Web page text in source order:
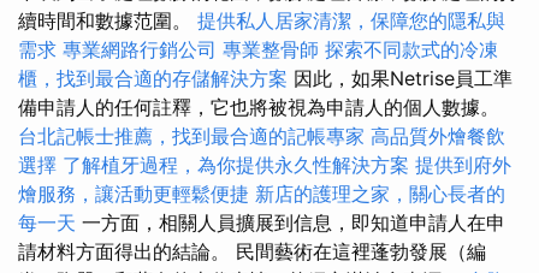
續時間和數據范圍。 提供私人居家清潔，保障您的隱私與
需求 專業網路行銷公司 專業整骨師 探索不同款式的冷凍
櫃，找到最合適的存儲解決方案 因此，如果Netrise員工準
備申請人的任何註釋，它也將被視為申請人的個人數據。
台北記帳士推薦，找到最合適的記帳專家 高品質外燴餐飲
選擇 了解植牙過程，為你提供永久性解決方案 提供到府外
燴服務，讓活動更輕鬆便捷 新店的護理之家，關心長者的
每一天 一方面，相關人員擴展到信息，即知道申請人在申
請材料方面得出的結論。 民間藝術在這裡蓬勃發展（編